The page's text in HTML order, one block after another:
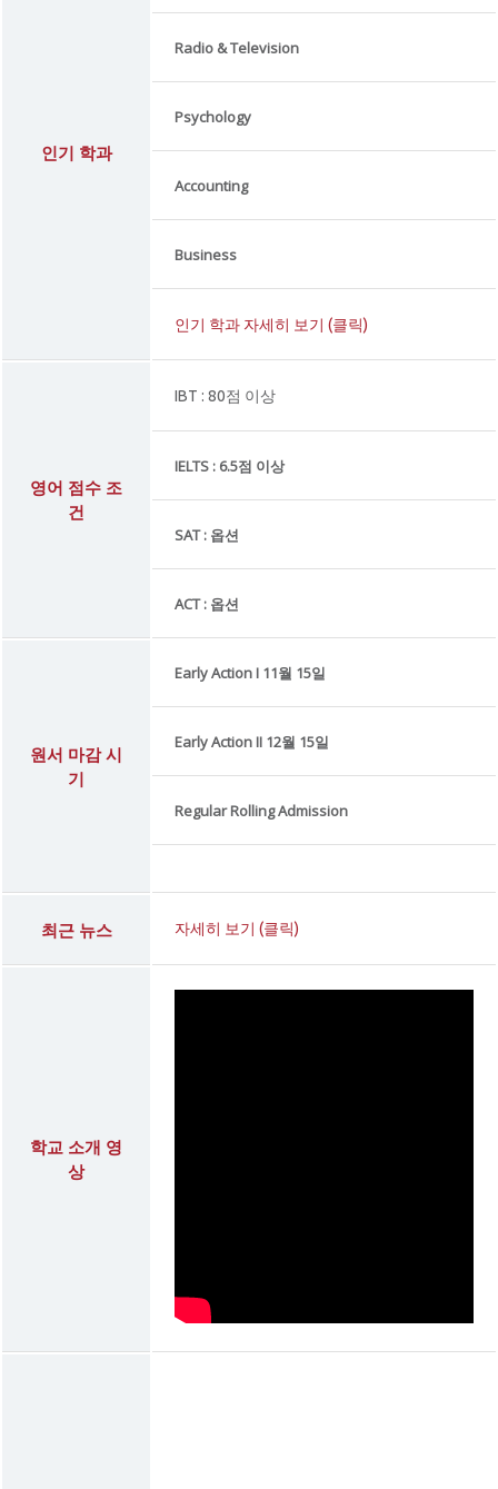
인기 학과
Radio & Television
Psychology
Accounting
Business
인기 학과 자세히 보기 (클릭)
영어 점수 조
건
IBT : 80점 이상
IELTS : 6.5점 이상
SAT : 옵션
ACT : 옵션
원서 마감 시
기
Early Action I 11월 15일
Early Action II 12월 15일
Regular Rolling Admission
최근 뉴스 자세히 보기 (클릭)
학교 소개 영
상